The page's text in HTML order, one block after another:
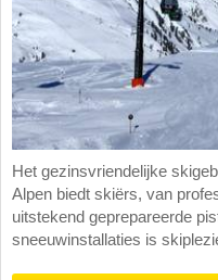
Het gezinsvriendelijke
Alpen biedt skiërs, van
uitstekend geprepareerde
sneeuwinstallaties is